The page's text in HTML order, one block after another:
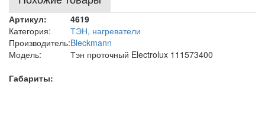
Артикул:
4619
Категория:
ТЭН, нагреватели
Производитель:Bleckmann
Модель:
Тэн проточный Electrolux 111573400
Габариты: